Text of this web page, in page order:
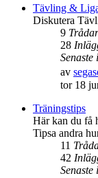
Tävling &
Diskutera
9 Trådar
28
Senaste
av
tor 18
Träningstips
Här kan du få
Tipsa andra
11
42
Senaste